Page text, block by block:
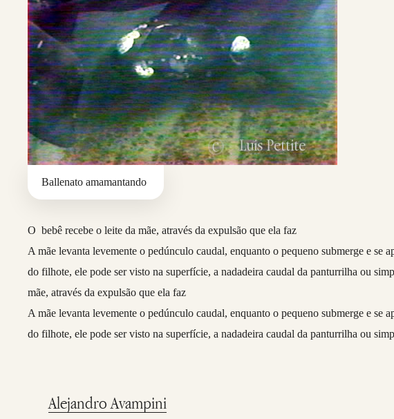
Ballenato amamantando
O bebê recebe o leite da mãe, através da expulsão que ela faz
A mãe levanta levemente o pedúnculo caudal, enquanto o pequeno submerge e se
do filhote, ele pode ser visto na superfície, a nadadeira caudal da panturrilha ou
mãe, através da expulsão que ela faz
A mãe levanta levemente o pedúnculo caudal, enquanto o pequeno submerge e se
do filhote, ele pode ser visto na superfície, a nadadeira caudal da panturrilha ou
Alejandro Avampini